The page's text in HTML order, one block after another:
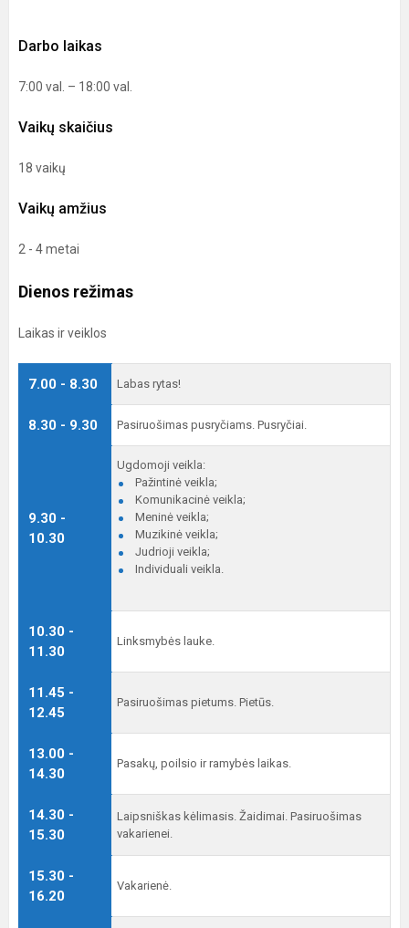
Darbo laikas
7:00 val. – 18:00 val.
Vaikų skaičius
18 vaikų
Vaikų amžius
2 - 4 metai
Dienos režimas
Laikas ir veiklos
7.00 - 8.30 Labas rytas!
8.30 - 9.30 Pasiruošimas pusryčiams. Pusryčiai.
9.30 -
10.30
Ugdomoji veikla:
Pažintinė veikla;
Komunikacinė veikla;
Meninė veikla;
Muzikinė veikla;
Judrioji veikla;
Individuali veikla.
10.30 -
11.30
Linksmybės lauke.
11.45 -
12.45
Pasiruošimas pietums. Pietūs.
13.00 -
14.30
Pasakų, poilsio ir ramybės laikas.
14.30 -
15.30
Laipsniškas kėlimasis. Žaidimai. Pasiruošimas
vakarienei.
15.30 -
16.20
Vakarienė.